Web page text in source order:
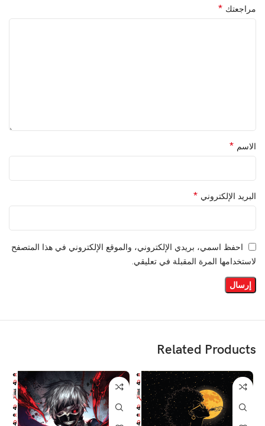
مراجعتك *
الاسم *
البريد الإلكتروني *
احفظ اسمي، بريدي الإلكتروني، والموقع الإلكتروني في هذا المتصفح
لاستخدامها المرة المقبلة في تعليقي.
Related Products